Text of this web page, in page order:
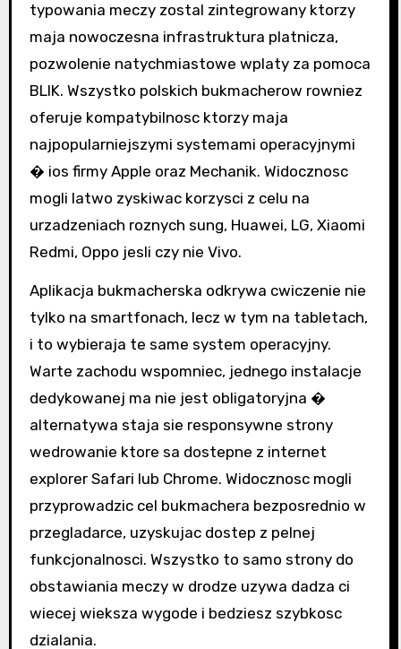
typowania meczy zostal zintegrowany ktorzy
maja nowoczesna infrastruktura platnicza,
pozwolenie natychmiastowe wplaty za pomoca
BLIK. Wszystko polskich bukmacherow rowniez
oferuje kompatybilnosc ktorzy maja
najpopularniejszymi systemami operacyjnymi
� ios firmy Apple oraz Mechanik. Widocznosc
mogli latwo zyskiwac korzysci z celu na
urzadzeniach roznych sung, Huawei, LG, Xiaomi
Redmi, Oppo jesli czy nie Vivo.
Aplikacja bukmacherska odkrywa cwiczenie nie
tylko na smartfonach, lecz w tym na tabletach,
i to wybieraja te same system operacyjny.
Warte zachodu wspomniec, jednego instalacje
dedykowanej ma nie jest obligatoryjna �
alternatywa staja sie responsywne strony
wedrowanie ktore sa dostepne z internet
explorer Safari lub Chrome. Widocznosc mogli
przyprowadzic cel bukmachera bezposrednio w
przegladarce, uzyskujac dostep z pelnej
funkcjonalnosci. Wszystko to samo strony do
obstawiania meczy w drodze uzywa dadza ci
wiecej wieksza wygode i bedziesz szybkosc
dzialania.